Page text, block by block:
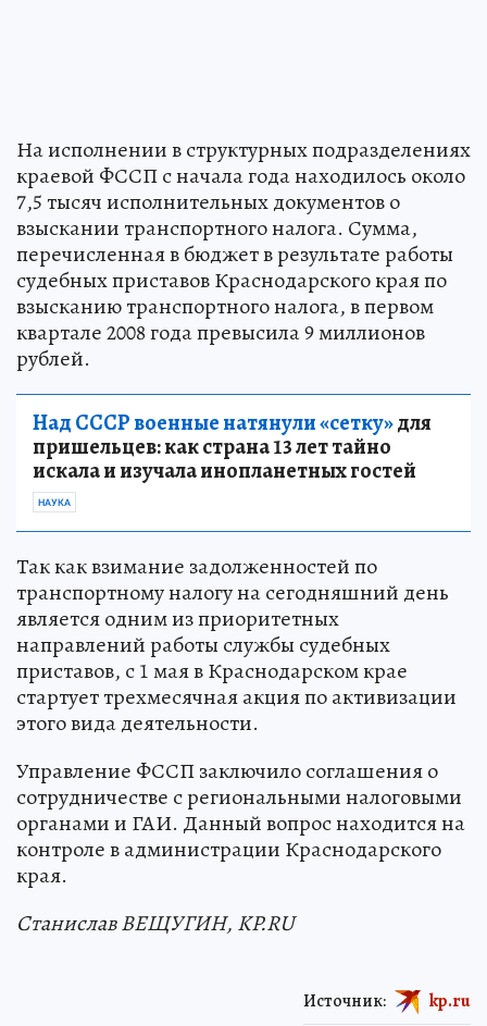
На исполнении в структурных подразделениях
краевой ФССП с начала года находилось около
7,5 тысяч исполнительных документов о
взыскании транспортного налога. Сумма,
перечисленная в бюджет в результате работы
судебных приставов Краснодарского края по
взысканию транспортного налога, в первом
квартале 2008 года превысила 9 миллионов
рублей.
Над СССР военные натянули «сетку»для
пришельцев: как страна 13 лет тайно
искала и изучала инопланетных гостей
НАУКА
Так как взимание задолженностей по
транспортному налогу на сегодняшний день
является одним из приоритетных
направлений работы службы судебных
приставов, с 1 мая в Краснодарском крае
стартует трехмесячная акция по активизации
этого вида деятельности.
Управление ФССП заключило соглашения о
сотрудничестве с региональными налоговыми
органами и ГАИ. Данный вопрос находится на
контроле в администрации Краснодарского
края.
Станислав ВЕЩУГИН, KP.RU
Источник: kp.ru